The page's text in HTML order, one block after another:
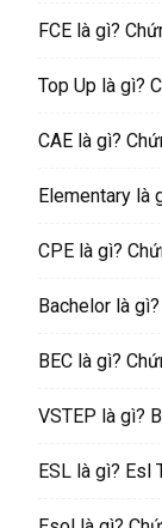
FCE là gì?
Top Up là gì?
CAE là gì?
Elementary là
CPE là gì?
Bachelor là
BEC là gì?
VSTEP là gì?
ESL là gì? Esl